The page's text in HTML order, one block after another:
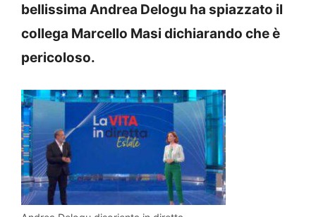
bellissima Andrea Delogu ha spiazzato il
collega Marcello Masi dichiarando che è
pericoloso.